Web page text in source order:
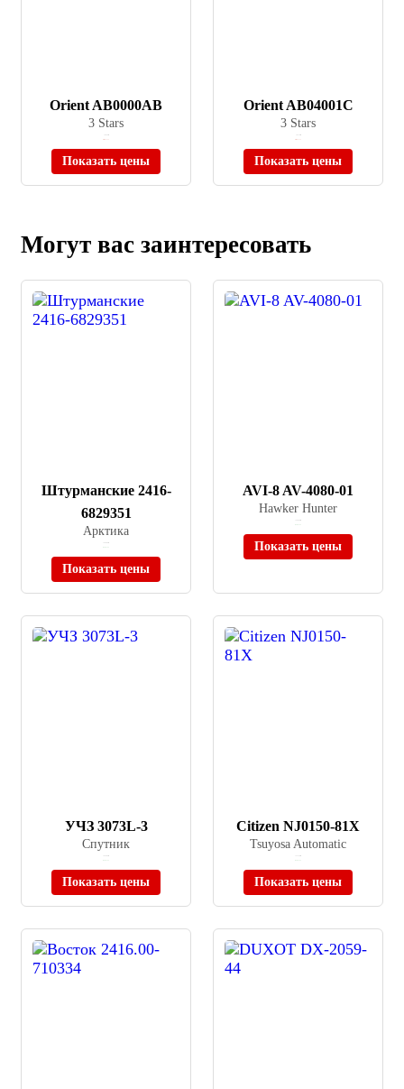
Orient AB0000AB
3 Stars
Показать цены
Orient AB04001C
3 Stars
Показать цены
Могут вас заинтересовать
Штурманские 2416-
6829351
Арктика
Показать цены
AVI-8 AV-4080-01
Hawker Hunter
Показать цены
УЧЗ 3073L-3
Спутник
Показать цены
Citizen NJ0150-81X
Tsuyosa Automatic
Показать цены